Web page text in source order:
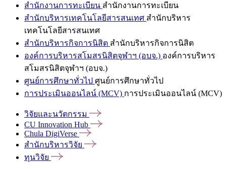
สำนักงานการทะเบียน สำนักงานการทะเบียน
สำนักบริหารเทคโนโลยีสารสนเทศ สำนักบริหาร
เทคโนโลยีสารสนเทศ
สำนักบริหารกิจการนิสิต สำนักบริหารกิจการนิสิต
องค์การบริหารสโมสรนิสิตจุฬาฯ (อบจ.) องค์การบริหาร
สโมสรนิสิตจุฬาฯ (อบจ.)
ศูนย์การศึกษาทั่วไป ศูนย์การศึกษาทั่วไป
การประเมินออนไลน์ (MCV) การประเมินออนไลน์ (MCV)
วิจัยและนวัตกรรม
CU Innovation Hub
Chula DigiVerse
สำนักบริหารวิจัย
ทุนวิจัย